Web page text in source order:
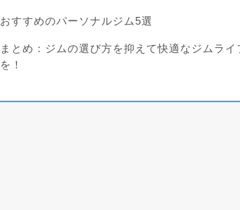
おすすめのパーソナルジム5選
まとめ：ジムの選び方を抑えて快適なジムライ
を！